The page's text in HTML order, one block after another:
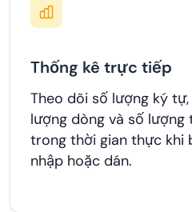
Thống kê trực tiếp
Theo dõi số lượng ký
lượng dòng và số lượng
trong thời gian thực khi
nhập hoặc dán.